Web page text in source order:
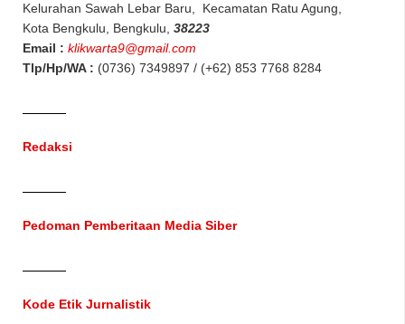
Kelurahan Sawah Lebar Baru, Kecamatan Ratu Agung,
Kota Bengkulu, Bengkulu, 38223
Email : klikwarta9@gmail.com
Tlp/Hp/WA : (0736) 7349897 / (+62) 853 7768 8284
Redaksi
Pedoman Pemberitaan Media Siber
Kode Etik Jurnalistik